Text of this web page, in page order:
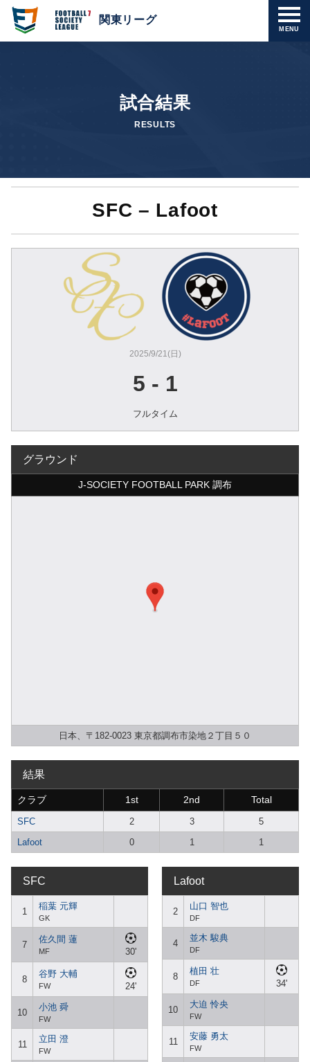
MENU
関東リーグ
試合結果
RESULTS
SFC – Lafoot
2025/9/21(日)
5 - 1
フルタイム
グラウンド
J-SOCIETY FOOTBALL PARK 調布
日本、〒182-0023 東京都調布市染地２丁目５０
結果
クラブ 1st 2nd Total
SFC 2 3
5
Lafoot
0 1 1
SFC
1
稲葉 元輝
GK
7
佐久間 蓮
MF 30'
8
谷野 大輔
FW 24'
10
小池 舜
FW
11
立田 澄
FW
Lafoot
2
山口 智也
DF
4
並木 駿典
DF
8
植田 壮
DF 34'
10
大迫 怜央
FW
11
安藤 勇太
FW